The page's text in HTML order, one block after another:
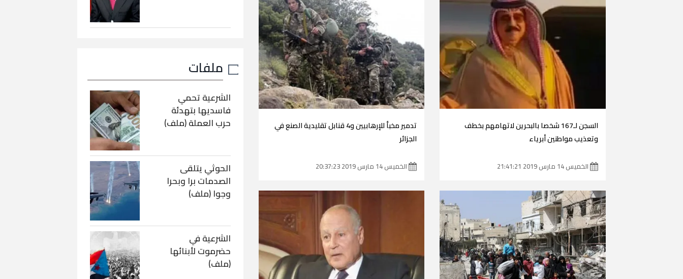
السجن لـ167 شخصا بالبحرين لاتهامهم بخطف
وتعذيب مواطنين أبرياء
الخميس 14 مارس 2019 21:41:21
تدمير مخبأ للإرهابيين و4 قنابل تقليدية الصنع في
الجزائر
الخميس 14 مارس 2019 20:37:23
ملفات
الشرعية تحمي
فاسديها بتهدئة
حرب العملة (ملف)
الحوثي يتلقى
الصدمات برا وبحرا
وجوا (ملف)
الشرعية في
حضرموت لأبنائها
(ملف)